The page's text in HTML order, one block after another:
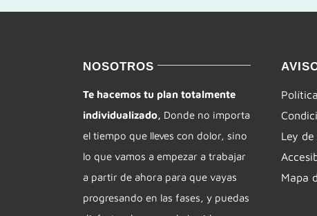
NOSOTROS
Te hacemos tu plan totalmente
individualizado, Donde no importa
el tiempo que lleves con dolor, sino
lo que vamos a empezar a trabajar
a partir de ahora para que vayas
progresando en las fases, y puedas
Ley
Mapa